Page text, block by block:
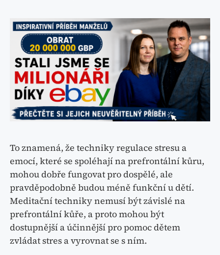
To znamená, že techniky regulace stresu a
emocí, které se spoléhají na prefrontální kůru,
mohou dobře fungovat pro dospělé, ale
pravděpodobně budou méně funkční u dětí.
Meditační techniky nemusí být závislé na
prefrontální kůře, a proto mohou být
dostupnější a účinnější pro pomoc dětem
zvládat stres a vyrovnat se s ním.